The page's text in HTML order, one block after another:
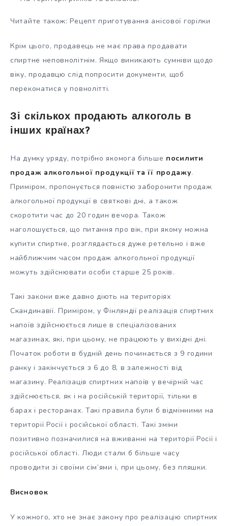
Читайте також: Рецепт приготування анісової горілки
Крім цього, продавець не має права продавати
спиртне неповнолітнім. Якщо виникають сумніви щодо
віку, продавцю слід попросити документи, щоб
переконатися у повнолітті.
Зі скількох продають алкоголь в
інших країнах?
На думку уряду, потрібно якомога більше посилити
продаж алкогольної продукції та її продажу.
Приміром, пропонується повністю заборонити продаж
алкогольної продукції в святкові дні, а також
скоротити час до 20 годин вечора. Також
наголошується, що питання про вік, при якому можна
купити спиртне, розглядається дуже ретельно і вже
найближчим часом продаж алкогольної продукції
можуть здійснювати особи старше 25 років.
Такі закони вже давно діють на територіях
Скандинавії. Приміром, у Фінляндії реалізація спиртних
напоїв здійснюється лише в спеціалізованих
магазинах, які, при цьому, не працюють у вихідні дні.
Початок роботи в будній день починається з 9 години
ранку і закінчується з 6 до 8, в залежності від
магазину. Реалізація спиртних напоїв у вечірній час
здійснюється, як і на російській території, тільки в
барах і ресторанах. Такі правила були б відмінними на
території Росії і російської області. Такі зміни
позитивно позначилися на вживанні на території Росії і
російської області. Люди стали б більше часу
проводити зі своїми сім’ями і, при цьому, без пляшки.
Висновок
У кожного, хто не знає закону про реалізацію спиртних